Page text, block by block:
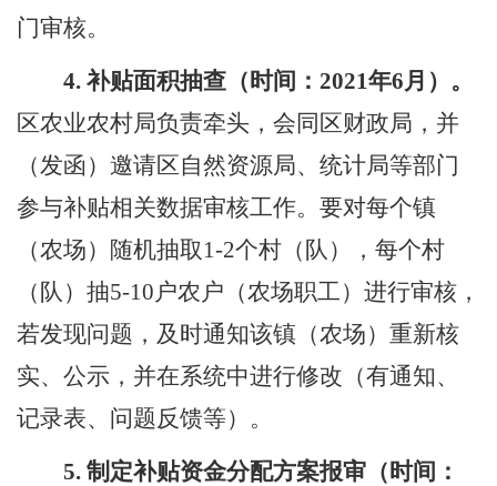
门审核。
4. 补贴面积抽查（时间： 2021年6月）。
区农业农村局负责牵头，会同 区财政局，并
（发函）邀请区自然资源局、统计局等部门
参与补贴相关数据审核工作。要对每个镇
（农场）随机抽取 1-2个村（队），每个村
（队）抽5-10户农户（农场职工）进行审核，
若发现问题，及时通知该镇（农场）重新核
实、公示，并在系统中进行修改（有通知、
记录表、问题反馈等）。
5. 制定补贴资金分配方案报审（时间：